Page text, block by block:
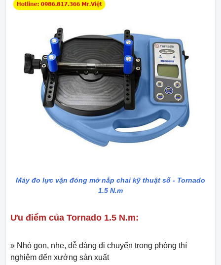
Máy đo lực vặn đóng mở nắp chai kỹ thuật số - Tornado
1.5 N.m
Ưu điểm của Tornado 1.5 N.m:
» Nhỏ gọn, nhẹ, dễ dàng di chuyển trong phòng thí
nghiệm đến xưởng sản xuất